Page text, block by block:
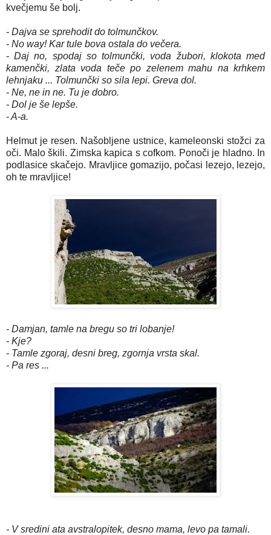
kvečjemu še bolj.
- Dajva se sprehodit do tolmunčkov.
- No way! Kar tule bova ostala do večera.
- Daj no, spodaj so tolmunčki, voda žubori, klokota med
kamenčki, zlata voda teče po zelenem mahu na krhkem
lehnjaku ... Tolmunčki so sila lepi. Greva dol.
- Ne, ne in ne. Tu je dobro.
- Dol je še lepše.
- A-a.
Helmut je resen. Našobljene ustnice, kameleonski stožci za
oči. Malo škili. Zimska kapica s cofkom. Ponoči je hladno. In
podlasice skačejo. Mravljice gomazijo, počasi lezejo, lezejo,
oh te mravljice!
- Damjan, tamle na bregu so tri lobanje!
- Kje?
- Tamle zgoraj, desni breg, zgornja vrsta skal.
- Pa res ...
- V sredini ata avstralopitek, desno mama, levo pa tamali.